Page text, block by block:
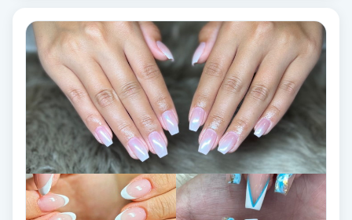
HIFU
Hollywood Peel
Hot Stone Massage
Hot yoga
Hudföryngring